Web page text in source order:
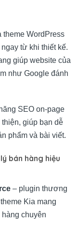
theme WordPress
ngay từ khi thiết kế.
giúp website của
như Google đánh
SEO on-page
giúp bạn dễ
phẩm và bài viết.
bán hàng hiệu
– plugin thương
Kia mang
chuyên